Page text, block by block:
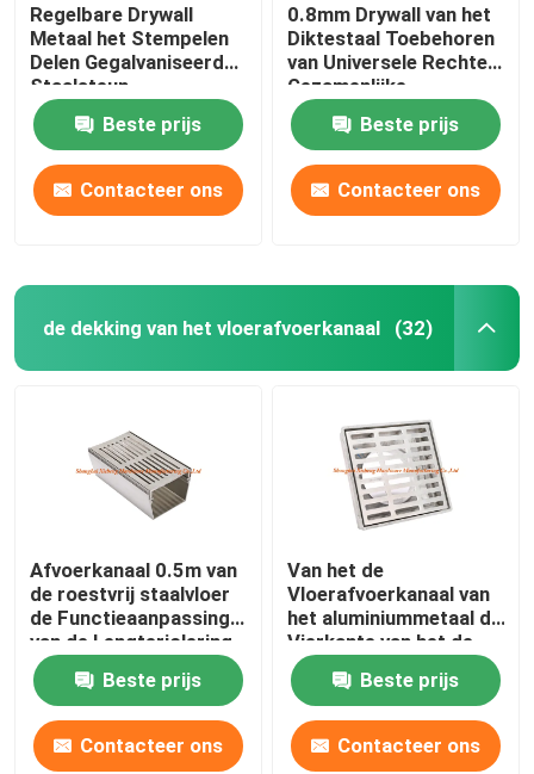
Regelbare Drywall
Metaal het Stempelen
Delen Gegalvaniseerde
Staalsteun
Beste prijs
Contacteer ons
0.8mm Drywall van het
Diktestaal Toebehoren
van Universele Rechte
Gezamenlijke
Profielschakelaar
Beste prijs
Contacteer ons
de dekking van het vloerafvoerkanaal (32)
Afvoerkanaal 0.5m van
de roestvrij staalvloer
de Functieaanpassing
van de Lengteriolering
keurt goed
Beste prijs
Contacteer ons
Van het de
Vloerafvoerkanaal van
het aluminiummetaal de
Vierkante van het de
Dekkingsiso9001
Certificaat Zeef van
het de Vloerafdruiprek
Beste prijs
Contacteer ons